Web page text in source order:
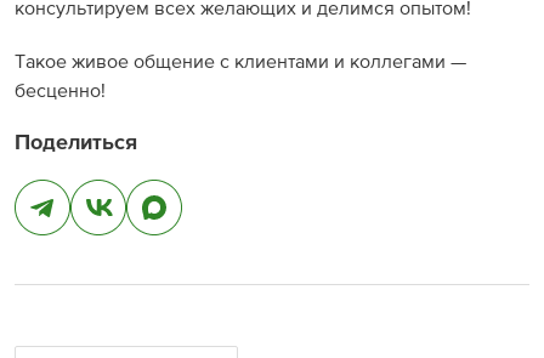
консультируем всех желающих и делимся опытом!
Такое живое общение с клиентами и коллегами —
бесценно!
Поделиться